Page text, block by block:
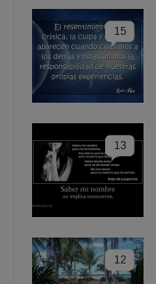
15
13
12